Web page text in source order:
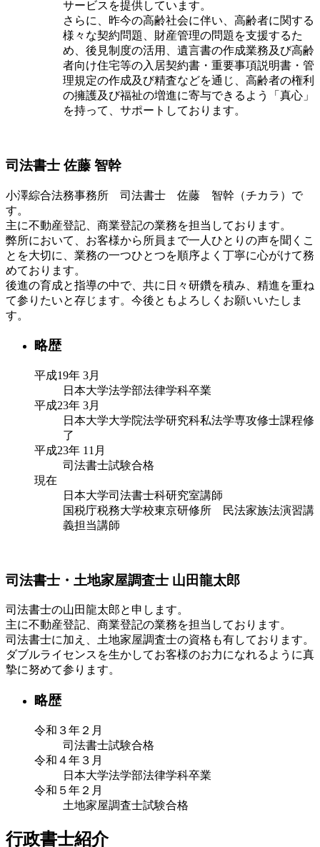
サービスを提供しています。
さらに、昨今の高齢社会に伴い、高齢者に関する
様々な契約問題、財産管理の問題を支援するた
め、後見制度の活用、遺言書の作成業務及び高齢
者向け住宅等の入居契約書・重要事項説明書・管
理規定の作成及び精査などを通じ、高齢者の権利
の擁護及び福祉の増進に寄与できるよう「真心」
を持って、サポートしております。
司法書士 佐藤 智幹
小澤綜合法務事務所 司法書士 佐藤 智幹（チカラ）で
す。
主に不動産登記、商業登記の業務を担当しております。
弊所において、お客様から所員まで一人ひとりの声を聞くこ
とを大切に、業務の一つひとつを順序よく丁寧に心がけて務
めております。
後進の育成と指導の中で、共に日々研鑽を積み、精進を重ね
て参りたいと存じます。今後ともよろしくお願いいたしま
す。
略歴
平成19年 3月
日本大学法学部法律学科卒業
平成23年 3月
日本大学大学院法学研究科私法学専攻修士課程修
了
平成23年 11月
司法書士試験合格
現在
日本大学司法書士科研究室講師
国税庁税務大学校東京研修所 民法家族法演習講
義担当講師
司法書士・土地家屋調査士 山田龍太郎
司法書士の山田龍太郎と申します。
主に不動産登記、商業登記の業務を担当しております。
司法書士に加え、土地家屋調査士の資格も有しております。
ダブルライセンスを生かしてお客様のお力になれるように真
摯に努めて参ります。
略歴
令和３年２月
司法書士試験合格
令和４年３月
日本大学法学部法律学科卒業
令和５年２月
土地家屋調査士試験合格
行政書士紹介